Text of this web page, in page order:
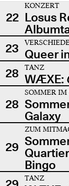
22
KONZERT
Losus
23 Queer
28
TANZ
WÆXE:
28
SOMMER IM
Galaxy
29
ZUM
Bingo
TANZ